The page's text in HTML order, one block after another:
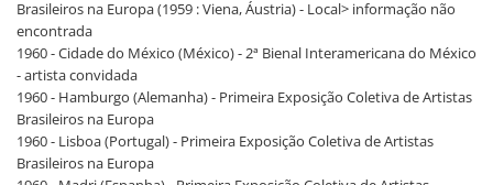
Brasileiros na Europa (1959 : Viena, Áustria) - Local> informação não
encontrada
1960 - Cidade do México (México) - 2ª Bienal Interamericana do México
- artista convidada
1960 - Hamburgo (Alemanha) - Primeira Exposição Coletiva de Artistas
Brasileiros na Europa
1960 - Lisboa (Portugal) - Primeira Exposição Coletiva de Artistas
Brasileiros na Europa